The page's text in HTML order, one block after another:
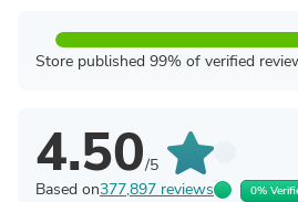
Store published 99% of verified
4.50/5
Based on377,897 reviews 0%